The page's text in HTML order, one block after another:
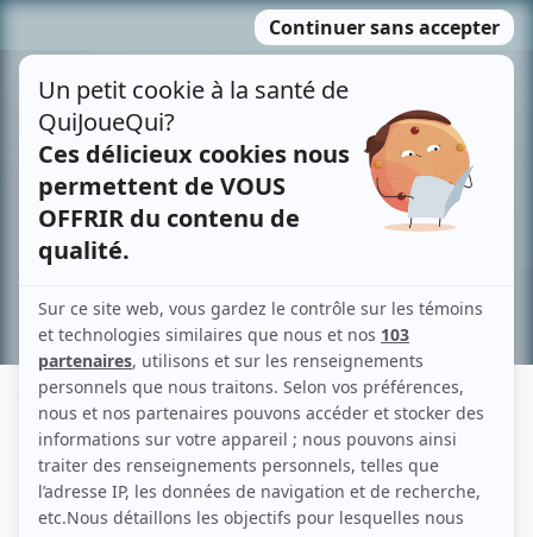
MENU
contenu
Recherche avancée »
YARDLY KAVANAGH